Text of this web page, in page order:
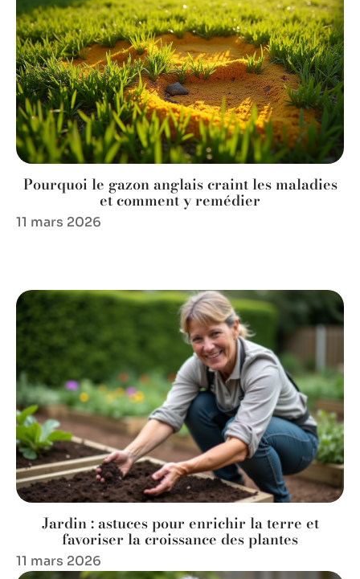
Pourquoi le gazon anglais craint les maladies
et comment y remédier
11 mars 2026
Jardin : astuces pour enrichir la terre et
favoriser la croissance des plantes
11 mars 2026